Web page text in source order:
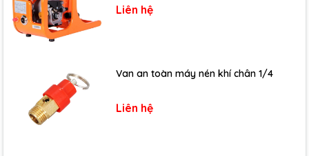
Liên hệ
Van an toàn máy nén khí chân 1/4
Liên hệ